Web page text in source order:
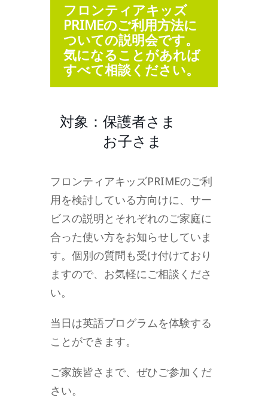
フロンティアキッズ
PRIMEのご利用方法に
ついての説明会です。
気になることがあれば
すべて相談ください。
対象：保護者さま
お子さま
フロンティアキッズPRIMEのご利
用を検討している方向けに、サー
ビスの説明とそれぞれのご家庭に
合った使い方をお知らせしていま
す。個別の質問も受け付けており
ますので、お気軽にご相談くださ
い。
当日は英語プログラムを体験する
ことができます。
ご家族皆さまで、ぜひご参加くだ
さい。